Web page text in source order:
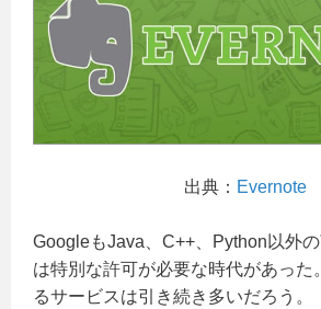
出典： Evernote
GoogleもJava、C++、Python以外
は特別な許可が必要な時代があった
るサービスは引き続き多いだろう。